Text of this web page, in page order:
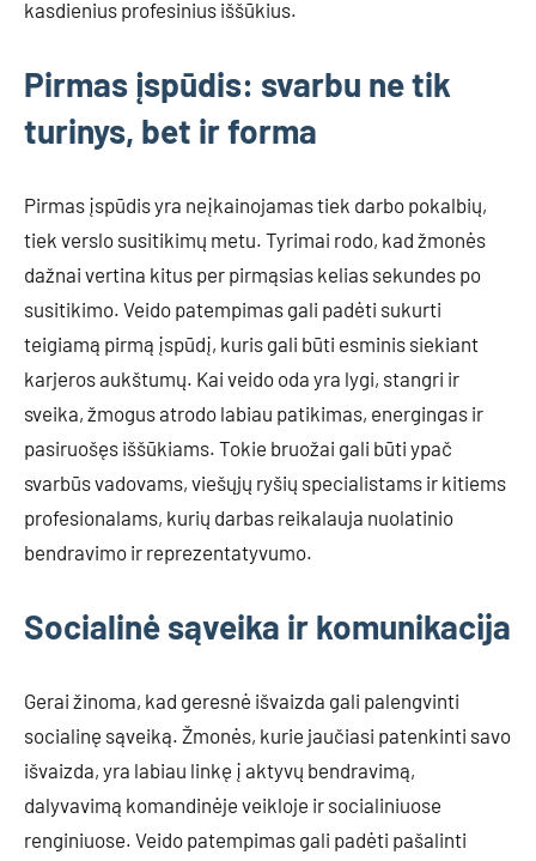
kasdienius profesinius iššūkius.
Pirmas įspūdis: svarbu ne tik
turinys, bet ir forma
Pirmas įspūdis yra neįkainojamas tiek darbo pokalbių,
tiek verslo susitikimų metu. Tyrimai rodo, kad žmonės
dažnai vertina kitus per pirmąsias kelias sekundes po
susitikimo. Veido patempimas gali padėti sukurti
teigiamą pirmą įspūdį, kuris gali būti esminis siekiant
karjeros aukštumų. Kai veido oda yra lygi, stangri ir
sveika, žmogus atrodo labiau patikimas, energingas ir
pasiruošęs iššūkiams. Tokie bruožai gali būti ypač
svarbūs vadovams, viešųjų ryšių specialistams ir kitiems
profesionalams, kurių darbas reikalauja nuolatinio
bendravimo ir reprezentatyvumo.
Socialinė sąveika ir komunikacija
Gerai žinoma, kad geresnė išvaizda gali palengvinti
socialinę sąveiką. Žmonės, kurie jaučiasi patenkinti savo
išvaizda, yra labiau linkę į aktyvų bendravimą,
dalyvavimą komandinėje veikloje ir socialiniuose
renginiuose. Veido patempimas gali padėti pašalinti